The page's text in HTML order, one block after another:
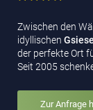
Zwischen den
idyllischen
der perfekte Ort
Seit 2005
Zur Anfrage